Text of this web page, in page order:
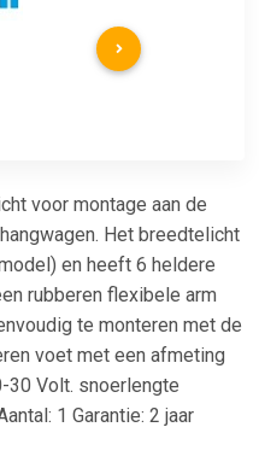
voor montage aan de
Het breedtelicht
en heeft 6 heldere
rubberen flexibele arm
te monteren met de
voet met een afmeting
30 Volt. snoerlengte
1 Garantie: 2 jaar